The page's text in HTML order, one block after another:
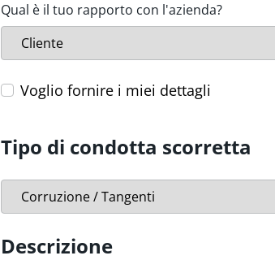
Protezione clienti
Tutela dei dati personali e della privacy
Salute pubblica
Sicurezza alimentare
Molestie sessuali
Proprietà intellettuale
Qual è il tuo rapporto con l'azienda?
Voglio fornire i miei dettagli
Tipo di condotta scorretta
Descrizione